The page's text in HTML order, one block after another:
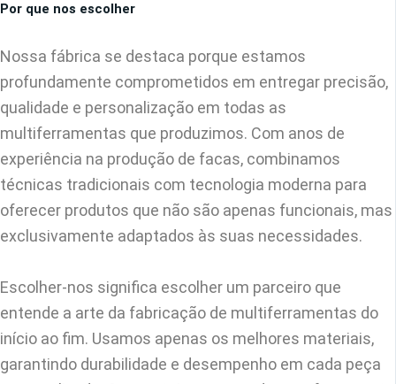
Por que nos escolher
Nossa fábrica se destaca porque estamos
profundamente comprometidos em entregar precisão,
qualidade e personalização em todas as
multiferramentas que produzimos. Com anos de
experiência na produção de facas, combinamos
técnicas tradicionais com tecnologia moderna para
oferecer produtos que não são apenas funcionais, mas
exclusivamente adaptados às suas necessidades.
Escolher-nos significa escolher um parceiro que
entende a arte da fabricação de multiferramentas do
início ao fim. Usamos apenas os melhores materiais,
garantindo durabilidade e desempenho em cada peça